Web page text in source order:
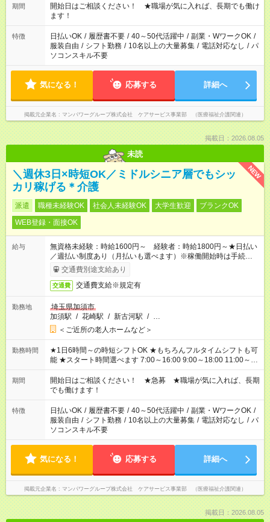
週40時間超の就業はご案内できません ※法令に基づき、週20時
間以上勤務は社会保険への加入対象となります ※労働者派遣法
（日雇い派遣の原則禁止）により、短時間・短期間の就業はご
案内が難しい場合があります
期間
開始日はご相談ください！ ★職場が気に入れば、長期でも働け
ます！
特徴 日払いOK / 履歴書不要 / 40～50代活躍中 / 副業・WワークOK /
服装自由 / シフト勤務 / 10名以上の大量募集 / 電話対応なし / パ
ソコンスキル不要
気になる！ 応募する 詳細へ
掲載元企業名 マンパワーグループ株式会社 ケアサービス事業部 （医療福祉介護関連）
掲載日：2026.08.05
未読
NEW
＼週休3日×時短OK／ミドルシニア層でもシッ
カリ稼げる＊介護
派遣 職種未経験OK 社会人未経験OK 大学生歓迎
ブランクOK
WEB登録・面接OK
給与
無資格未経験：時給1600円～ 経験者：時給1800円～★日払い
／週払い制度あり（月払いも選べます）※稼働開始時は手続き完
了次第のお支払いとなります。
交通費別途支給あり
交通費 交通費支給※規定有
勤務地
埼玉県加須市
加須駅 / 花崎駅 / 新古河駅 / …
＜ご近所の老人ホームなど＞
勤務時間
★1日6時間～の時短シフトOK ★もちろんフルタイムシフトも可
能 ★スタート時間選べます 7:00～16:00 9:00～18:00 11:00～
20:00 など 残業なし！ ※Wワークの場合、他のお仕事と合わせ
週40時間超の就業はご案内できません ※法令に基づき、週20時
間以上勤務は社会保険への加入対象となります ※労働者派遣法
（日雇い派遣の原則禁止）により、短時間・短期間の就業はご
案内が難しい場合があります
期間
開始日はご相談ください！ ★急募 ★職場が気に入れば、長期
でも働けます！
特徴 日払いOK / 履歴書不要 / 40～50代活躍中 / 副業・WワークOK /
服装自由 / シフト勤務 / 10名以上の大量募集 / 電話対応なし / パ
ソコンスキル不要
気になる！ 応募する 詳細へ
掲載元企業名 マンパワーグループ株式会社 ケアサービス事業部 （医療福祉介護関連）
掲載日：2026.08.05